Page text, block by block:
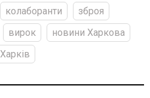
колаборанти
зброя
вирок
новини Харкова
Харків